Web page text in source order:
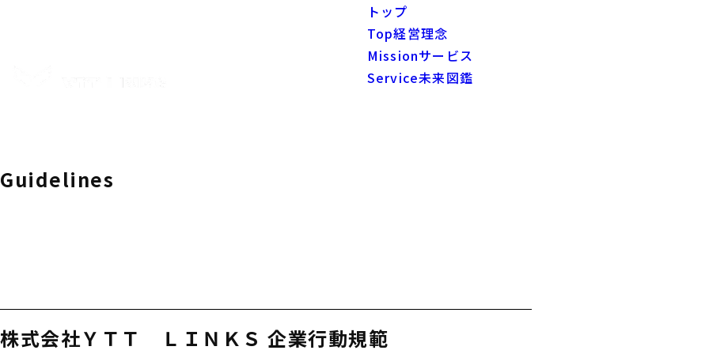
トップ
Top経営理念
Missionサービス
Service未来図鑑
Guidelines
株式会社ＹＴＴ ＬＩＮＫＳ 企業行動規範